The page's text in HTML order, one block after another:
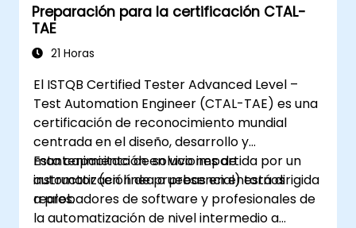
nativos y web, y generando informes
detallados de las pruebas. Ideal para
ingenieros de QA y profesionales de las
automatización y prueba móvil a su conjunto
de competencias. Punto de partida perfecto
para la certificación en Appium y el avance
profesional en el aseguramiento de calidad
móvil.
Preparación para la certificación CTAL-
TAE
21 Horas
El ISTQB Certified Tester Advanced Level –
Test Automation Engineer (CTAL-TAE) es una
certificación de reconocimiento mundial
centrada en el diseño, desarrollo y
mantenimiento de soluciones de
automatización de pruebas en entornos
reales.
Esta capacitación en vivo impartida por un
instructor (en línea o presencial) está dirigida
a probadores de software y profesionales de
la automatización de nivel intermedio a